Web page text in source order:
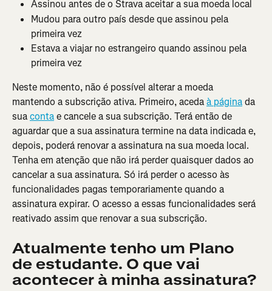
Assinou antes de o Strava aceitar a sua moeda local
Mudou para outro país desde que assinou pela
primeira vez
Estava a viajar no estrangeiro quando assinou pela
primeira vez
Neste momento, não é possível alterar a moeda
mantendo a subscrição ativa. Primeiro, aceda à página da
sua conta e cancele a sua subscrição. Terá então de
aguardar que a sua assinatura termine na data indicada e,
depois, poderá renovar a assinatura na sua moeda local.
Tenha em atenção que não irá perder quaisquer dados ao
cancelar a sua assinatura. Só irá perder o acesso às
funcionalidades pagas temporariamente quando a
assinatura expirar. O acesso a essas funcionalidades será
reativado assim que renovar a sua subscrição.
Atualmente tenho um Plano
de estudante. O que vai
acontecer à minha assinatura?